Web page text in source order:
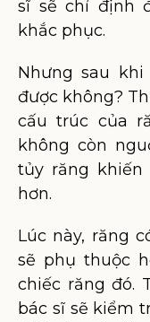
sĩ sẽ chỉ định
khắc phục.
Nhưng sau
được không?
cấu trúc của
không còn
tủy răng
hơn.
Lúc này, răng
sẽ phụ thuộc
chiếc răng đó.
bác sĩ sẽ kiểm